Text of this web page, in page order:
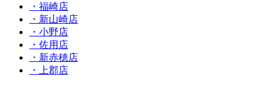
・福崎店
・新山崎店
・小野店
・佐用店
・新赤穂店
・上郡店